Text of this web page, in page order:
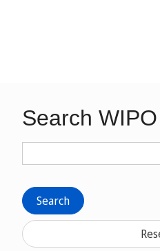
Search
Search